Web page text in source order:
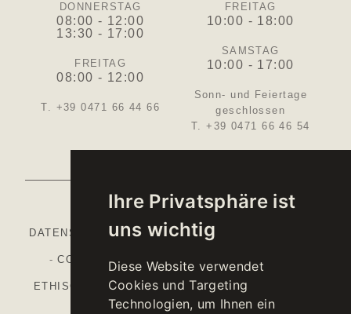
Ihre Privatsphäre ist
uns wichtig
Diese Website verwendet
Cookies und Targeting
Technologien, um Ihnen ein
DONNERSTAG
08:00 - 12:00
13:30 - 17:00
FREITAG
08:00 - 12:00
T. +39 0471 66 44 66
FREITAG
10:00 - 18:00
SAMSTAG
10:00 - 17:00
Sonn- und Feiertage
geschlossen
T. +39 0471 66 46 54
DATENSCHUTZBESTIMMUNGEN
-COOKIE-EINSTELLUNGEN IMPRESSUM
ETHISCHER KODEX- ORGANISATIONSMODELL